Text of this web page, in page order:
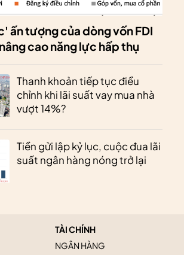
ấn tượng của dòng vốn FDI
cao năng lực hấp thụ
Thanh khoản tiếp tục điều
chỉnh khi lãi suất vay mua nhà
vượt 14%?
Tiền gửi lập kỷ lục, cuộc đua lãi
suất ngân hàng nóng trở lại
TÀI CHÍNH
NGÂN HÀNG